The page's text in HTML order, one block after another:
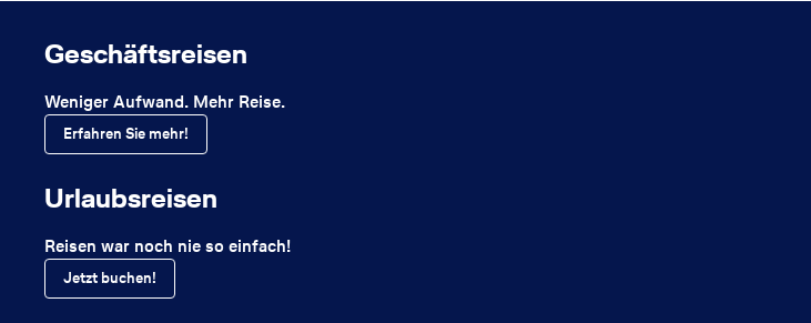
Geschäftsreisen
Weniger Aufwand. Mehr Reise.
Erfahren Sie mehr!
Urlaubsreisen
Reisen war noch nie so einfach!
Jetzt buchen!